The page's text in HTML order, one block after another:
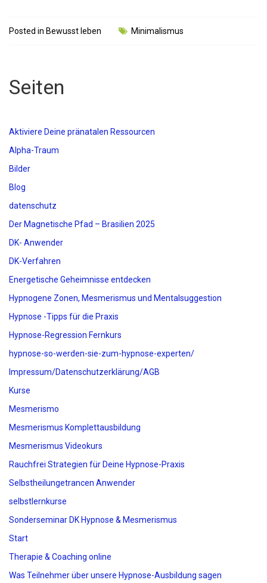
Posted in Bewusst leben Minimalismus
Seiten
Aktiviere Deine pränatalen Ressourcen
Alpha-Traum
Bilder
Blog
datenschutz
Der Magnetische Pfad – Brasilien 2025
DK- Anwender
DK-Verfahren
Energetische Geheimnisse entdecken
Hypnogene Zonen, Mesmerismus und Mentalsuggestion
Hypnose -Tipps für die Praxis
Hypnose-Regression Fernkurs
hypnose-so-werden-sie-zum-hypnose-experten/
Impressum/Datenschutzerklärung/AGB
Kurse
Mesmerismo
Mesmerismus Komplettausbildung
Mesmerismus Videokurs
Rauchfrei Strategien für Deine Hypnose-Praxis
Selbstheilungetrancen Anwender
selbstlernkurse
Sonderseminar DK Hypnose & Mesmerismus
Start
Therapie & Coaching online
Was Teilnehmer über unsere Hypnose-Ausbildung sagen